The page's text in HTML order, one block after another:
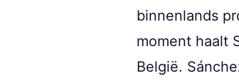
binnenlands
moment haalt
België.